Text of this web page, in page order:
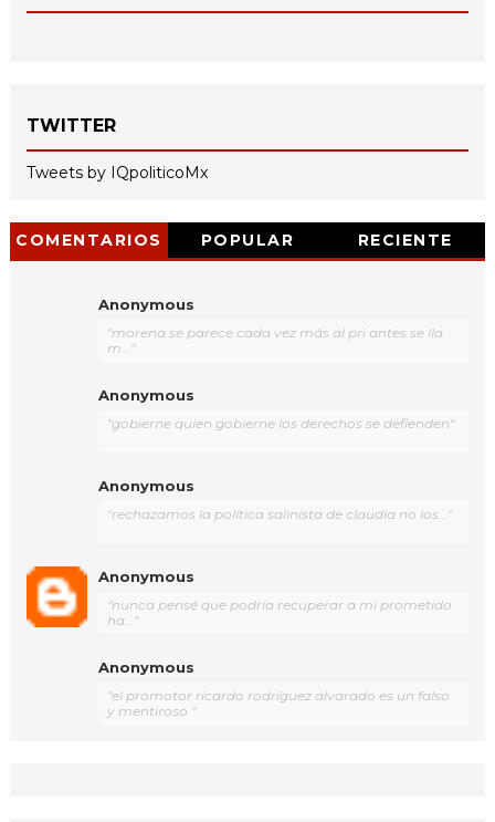
TWITTER
Tweets by IQpoliticoMx
COMENTARIOS POPULAR RECIENTE
Anonymous
"morena se parece cada vez más al pri antes se lla
m..."
Anonymous
"gobierne quien gobierne los derechos se defienden"
Anonymous
"rechazamos la política salinista de claudia no los..."
Anonymous
"nunca pensé que podría recuperar a mi prometido
ha..."
Anonymous
"el promotor ricardo rodríguez alvarado es un falso
y mentiroso "